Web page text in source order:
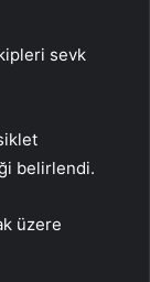
sevk
belirlendi.
üzere